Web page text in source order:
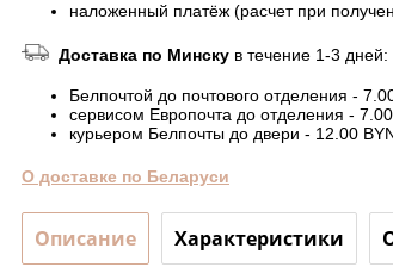
наложенный платёж (расчет при
Доставка по Минску в течение 1-3 дней:
Белпочтой до почтового отделения -
сервисом Европочта до отделения -
курьером Белпочты до двери - 12.00
О доставке по Беларуси
Описание Характеристики